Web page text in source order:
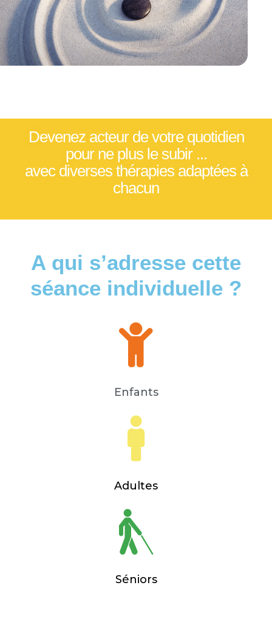
Devenez acteur de votre quotidien
pour ne plus le subir ...
avec diverses thérapies adaptées à
chacun
A qui s’adresse cette
séance individuelle ?
Enfants
Adultes
Séniors